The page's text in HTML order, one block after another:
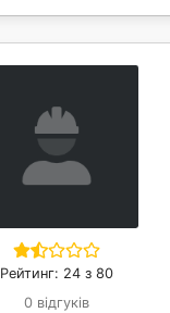
Рейтинг: 24 з 80
0 відгуків